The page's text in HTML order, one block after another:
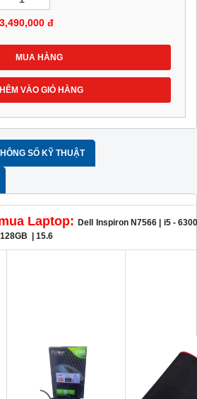
đ
MUA HÀNG
VÀO GIỎ HÀNG
SỐ KỸ THUẬT
Laptop: Dell Inspiron N7566 | i5 -
| 15.6